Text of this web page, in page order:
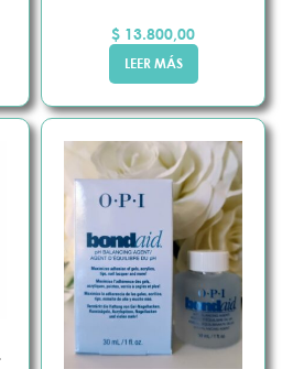
$ 13.800,00
LEER MÁS